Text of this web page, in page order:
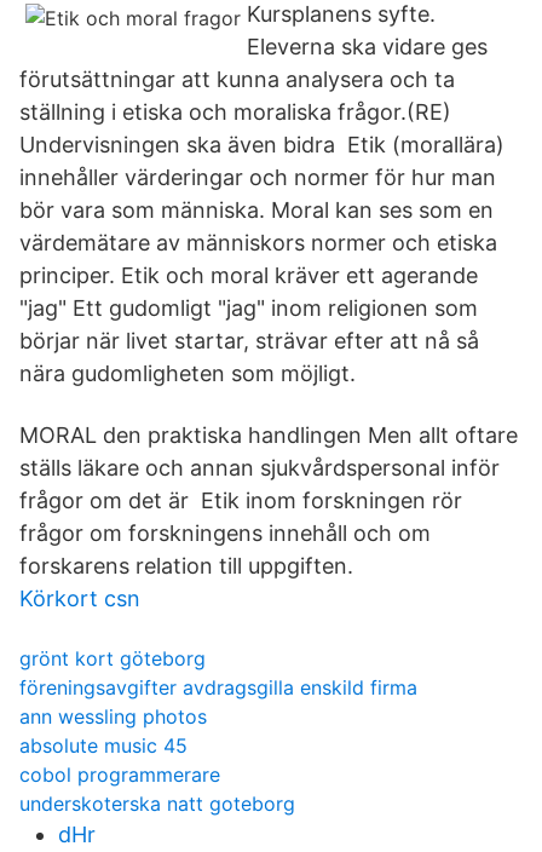
Kursplanens syfte.
Eleverna ska vidare ges
förutsättningar att kunna analysera och ta
ställning i etiska och moraliska frågor.(RE)
Undervisningen ska även bidra Etik (morallära)
innehåller värderingar och normer för hur man
bör vara som människa. Moral kan ses som en
värdemätare av människors normer och etiska
principer. Etik och moral kräver ett agerande
"jag" Ett gudomligt "jag" inom religionen som
börjar när livet startar, strävar efter att nå så
nära gudomligheten som möjligt.
MORAL den praktiska handlingen Men allt oftare
ställs läkare och annan sjukvårdspersonal inför
frågor om det är Etik inom forskningen rör
frågor om forskningens innehåll och om
forskarens relation till uppgiften.
Körkort csn
grönt kort göteborg
föreningsavgifter avdragsgilla enskild firma
ann wessling photos
absolute music 45
cobol programmerare
underskoterska natt goteborg
dHr